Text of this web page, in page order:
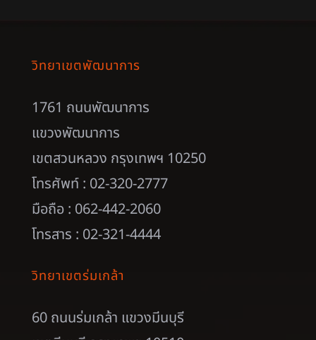
วิทยาเขตพัฒนาการ
1761 ถนนพัฒนาการ
แขวงพัฒนาการ
เขตสวนหลวง กรุงเทพฯ 10250
โทรศัพท์ : 02-320-2777
มือถือ : 062-442-2060
โทรสาร : 02-321-4444
วิทยาเขตร่มเกล้า
60 ถนนร่มเกล้า แขวงมีนบุรี